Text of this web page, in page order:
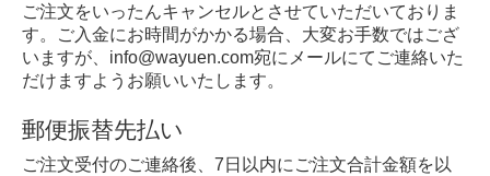
ご注文をいったんキャンセルとさせていただいておりま
す。ご入金にお時間がかかる場合、大変お手数ではござ
いますが、info@wayuen.com宛にメールにてご連絡いた
だけますようお願いいたします。
郵便振替先払い
ご注文受付のご連絡後、7日以内にご注文合計金額を以